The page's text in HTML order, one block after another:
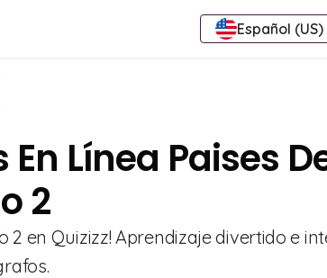
Español (US)
Línea Paises
2
en Quizizz! Aprendizaje divertido e